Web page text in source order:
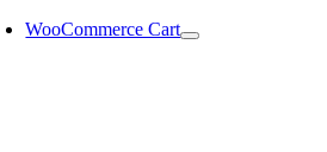
Passer
WooCommerce Cart